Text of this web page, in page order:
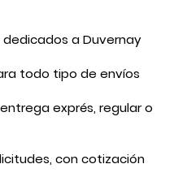
a Duvernay
todo tipo de envíos
exprés, regular o
con cotización